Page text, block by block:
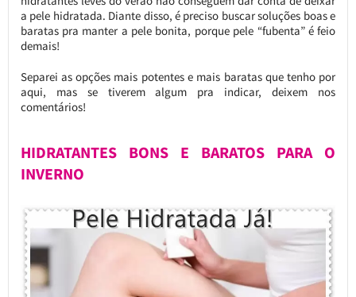
a pele hidratada. Diante disso, é preciso buscar soluções boas e
baratas pra manter a pele bonita, porque pele “fubenta” é feio
demais!
Separei as opções mais potentes e mais baratas que tenho por
aqui, mas se tiverem algum pra indicar, deixem nos
comentários!
HIDRATANTES BONS E BARATOS PARA O
INVERNO